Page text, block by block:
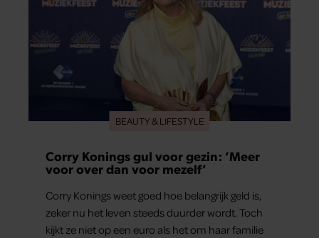
BEAUTY & LIFESTYLE
Corry Konings gul voor gezin: ‘Meer
voor over dan voor mezelf’
Corry Konings weet goed hoe belangrijk geld is,
zeker nu het leven steeds duurder wordt. Toch
kijkt ze niet op een euro als het om haar familie